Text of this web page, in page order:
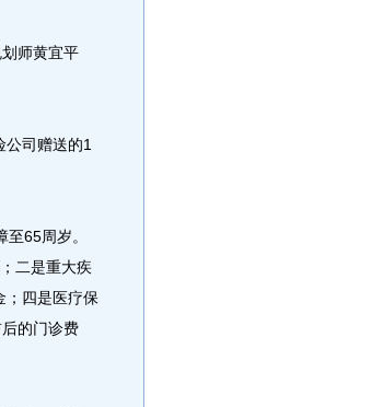
师黄宜平
司赠送的1
65周岁。
二是重大疾
；四是医疗保
的门诊费